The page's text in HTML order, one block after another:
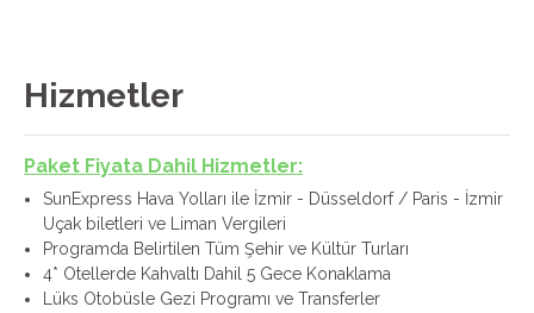
Hizmetler
Paket Fiyata Dahil Hizmetler:
SunExpress Hava Yolları ile İzmir - Düsseldorf / Paris - İzmir
Uçak biletleri ve Liman Vergileri
Programda Belirtilen Tüm Şehir ve Kültür Turları
4* Otellerde Kahvaltı Dahil 5 Gece Konaklama
Lüks Otobüsle Gezi Programı ve Transferler